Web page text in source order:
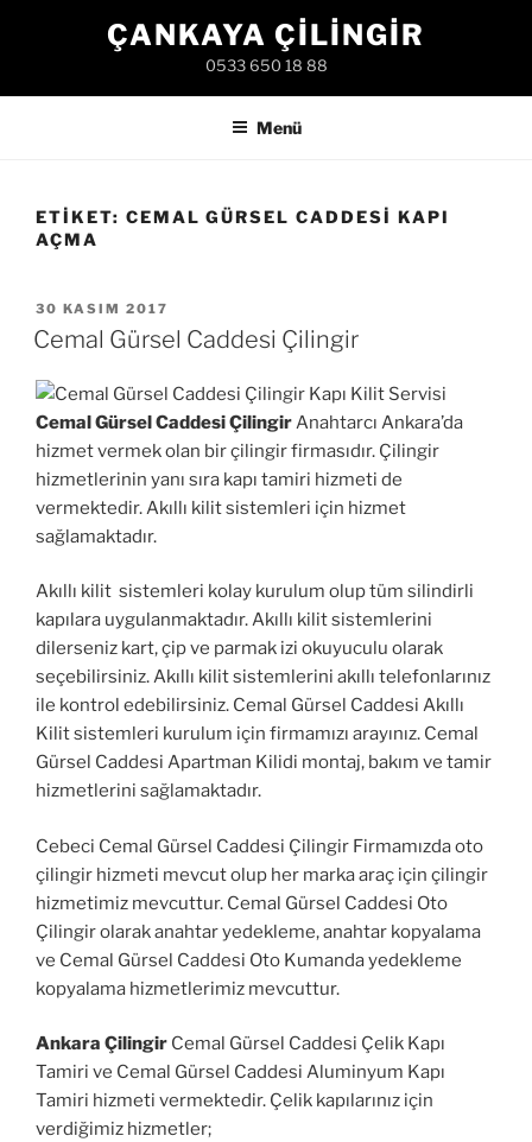
ÇANKAYA ÇILINGIR
0533 650 18 88
Menü
ETIKET: CEMAL GÜRSEL CADDESI KAPI
AÇMA
YAYIM
TARIHI
30 KASIM 2017
Cemal Gürsel Caddesi Çilingir
Cemal Gürsel Caddesi ÇilingirAnahtarcı Ankara’da
hizmet vermek olan bir çilingir firmasıdır. Çilingir
hizmetlerinin yanı sıra kapı tamiri hizmeti de
vermektedir. Akıllı kilit sistemleri için hizmet
sağlamaktadır.
Akıllı kilit sistemleri kolay kurulum olup tüm silindirli
kapılara uygulanmaktadır. Akıllı kilit sistemlerini
dilerseniz kart, çip ve parmak izi okuyuculu olarak
seçebilirsiniz. Akıllı kilit sistemlerini akıllı telefonlarınız
ile kontrol edebilirsiniz. Cemal Gürsel Caddesi Akıllı
Kilit sistemleri kurulum için firmamızı arayınız. Cemal
Gürsel Caddesi Apartman Kilidi montaj, bakım ve tamir
hizmetlerini sağlamaktadır.
Cebeci Cemal Gürsel Caddesi Çilingir Firmamızda oto
çilingir hizmeti mevcut olup her marka araç için çilingir
hizmetimiz mevcuttur. Cemal Gürsel Caddesi Oto
Çilingir olarak anahtar yedekleme, anahtar kopyalama
ve Cemal Gürsel Caddesi Oto Kumanda yedekleme
kopyalama hizmetlerimiz mevcuttur.
Ankara Çilingir Cemal Gürsel Caddesi Çelik Kapı
Tamiri ve Cemal Gürsel Caddesi Aluminyum Kapı
Tamiri hizmeti vermektedir. Çelik kapılarınız için
verdiğimiz hizmetler;